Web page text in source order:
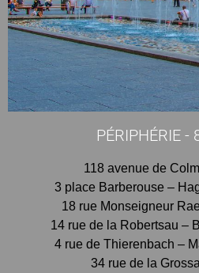
PÉRIPHÉRIE -
118 avenue de
3 place Barberouse –
18 rue Monseigneur
14 rue de la Robertsau –
4 rue de Thierenbach –
34 rue de la